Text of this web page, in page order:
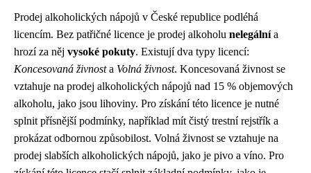
Prodej alkoholických nápojů v České republice podléhá
licencím. Bez patřičné licence je prodej alkoholu nelegálnía
hrozí za něj vysoké pokuty. Existují dva typy licencí:
Koncesovaná živnosta Volná živnost. Koncesovaná živnost se
vztahuje na prodej alkoholických nápojů nad 15 % objemových
alkoholu, jako jsou lihoviny. Pro získání této licence je nutné
splnit přísnější podmínky, například mít čistý trestní rejstřík a
prokázat odbornou způsobilost. Volná živnost se vztahuje na
prodej slabších alkoholických nápojů, jako je pivo a víno. Pro